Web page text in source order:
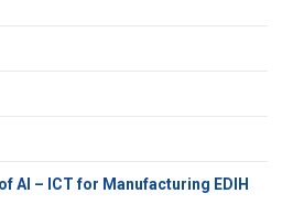
AI – ICT for Manufacturing EDIH